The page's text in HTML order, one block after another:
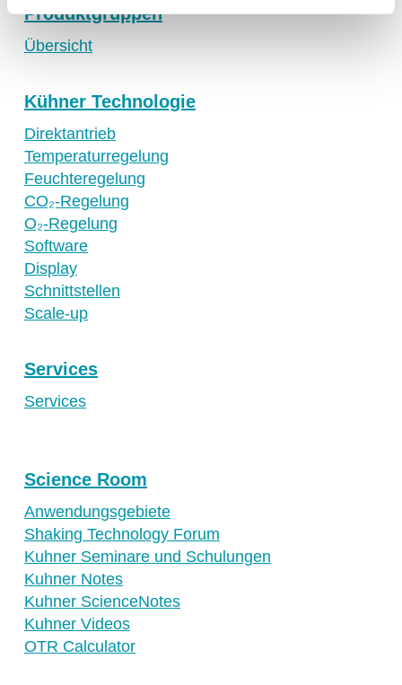
Frankreich
Grossbritannien
Schweiz
Singapur
Spanien
USA
Produktgruppen
Übersicht
Kühner Technologie
Direktantrieb
Temperaturregelung
Feuchteregelung
CO₂-Regelung
O₂-Regelung
Software
Display
Schnittstellen
Scale-up
Services
Services
Science Room
Anwendungsgebiete
Shaking Technology Forum
Kuhner Seminare und Schulungen
Kuhner Notes
Kuhner ScienceNotes
Kuhner Videos
OTR Calculator